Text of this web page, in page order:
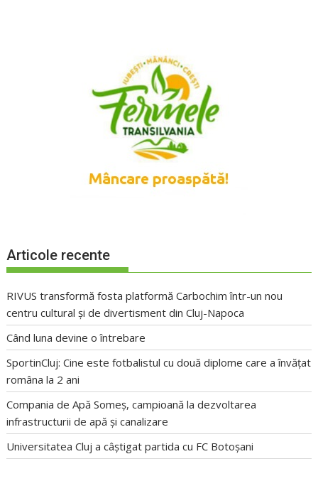
Articole recente
RIVUS transformă fosta platformă Carbochim într-un nou
centru cultural și de divertisment din Cluj-Napoca
Când luna devine o întrebare
SportinCluj: Cine este fotbalistul cu două diplome care a învățat
româna la 2 ani
Compania de Apă Someș, campioană la dezvoltarea
infrastructurii de apă și canalizare
Universitatea Cluj a câștigat partida cu FC Botoșani